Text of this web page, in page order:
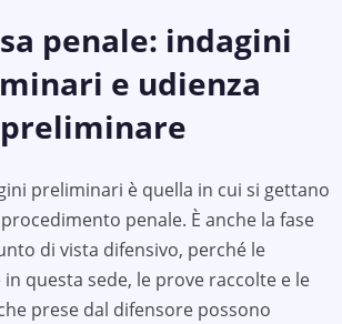
penale: indagini
e udienza
preliminare
preliminari è quella in cui si gettano
penale. È anche la fase
di vista difensivo, perché le
questa sede, le prove raccolte e le
prese dal difensore possono